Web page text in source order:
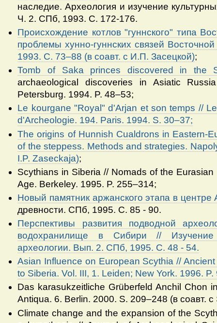
наследие. Археология и изучение
Ч. 2. СПб, 1993. С. 172-176.
Происхождение котлов "гуннского" типа
проблемы хунно-гуннских связей
1993. C. 73–88 (в соавт. с И.П. Засецкой);
Tomb of Saka princes discovered in the
archaeological discoveries in Asiatic
Petersburg. 1994. P. 48–53;
Le kourgane "Royal" d'Arjan et son temps //
d'Archeologie. 194. Paris. 1994. S. 30–37;
The origins of Hunnish Cualdrons in Eastern-
of the steppess. Methods and strategies.
I.P.Zaseckaja);
Scythians in Siberia // Nomads of the
Age. Berkeley. 1995. P. 255–314;
Новый памятник аржанского этапа в центре
древности. СПб, 1995. С. 85 - 90.
Перспективы развития подводной
водохранилище в Сибири // Изучение
археологии. Вып. 2. СПб, 1995. С. 48 - 54.
Asian Influence on European Scythia //
to Siberia. Vol. III, 1. Leiden; New York. 1996.
Das karasukzeitliche Grüberfeld Anchil Chon
Antiqua. 6. Berlin. 2000. S. 209–248 (в соавт.
Climate change and the expansion of the